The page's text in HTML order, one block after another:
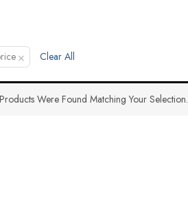
× Clear All
Were Found Matching Your Selection.